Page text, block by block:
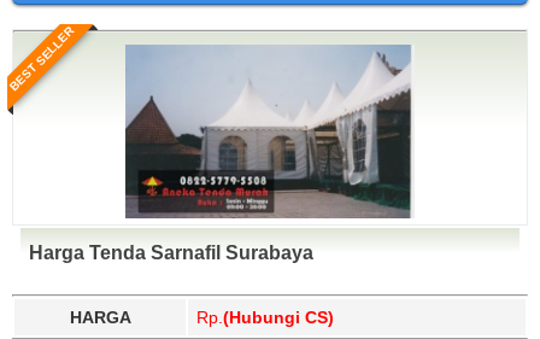
BEST SELLER
Harga Tenda Sarnafil Surabaya
HARGA Rp. (Hubungi CS)